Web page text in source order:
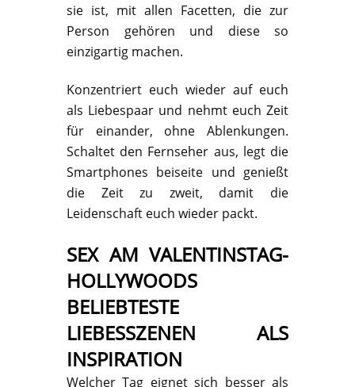
sie ist, mit allen Facetten, die zur
Person gehören und diese so
einzigartig machen.
Konzentriert euch wieder auf euch
als Liebespaar und nehmt euch Zeit
für einander, ohne Ablenkungen.
Schaltet den Fernseher aus, legt die
Smartphones beiseite und genießt
die Zeit zu zweit, damit die
Leidenschaft euch wieder packt.
SEX AM VALENTINSTAG-
HOLLYWOODS
BELIEBTESTE
LIEBESSZENEN ALS
INSPIRATION
Welcher Tag eignet sich besser als